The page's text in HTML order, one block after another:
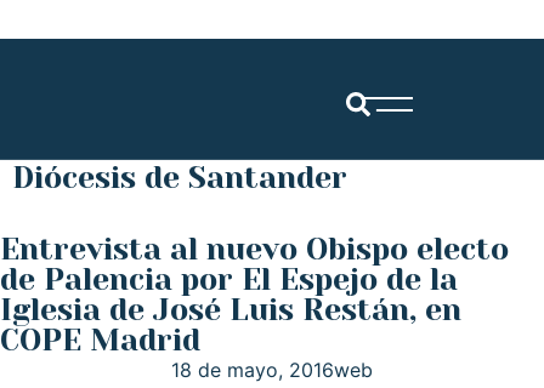
Diócesis de Santander
Entrevista al nuevo Obispo electo
de Palencia por El Espejo de la
Iglesia de José Luis Restán, en
COPE Madrid
18 de mayo, 2016web